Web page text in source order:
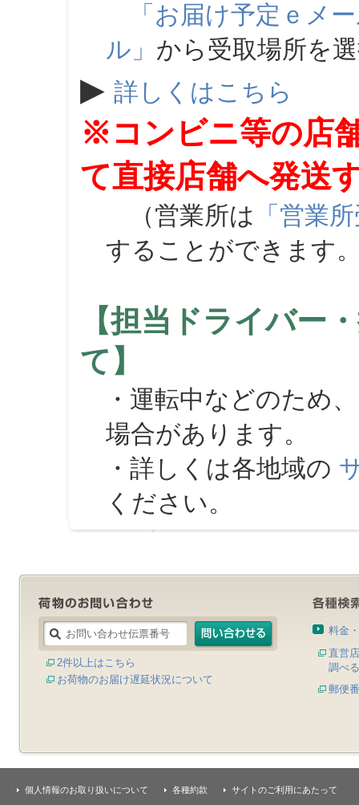
「お届け予定ｅメ
ル」 から受取場所を
▶ 詳しくはこちら
※コンビニ等の店
て直接店舗へ発送
（営業所は 「営業
することができます
【担当ドライバー
て】
・運転中などのため
場合があります。
・詳しくは各地域の
ください。
2件以上はこちら
お荷物のお届け遅延状況について
料金
直営
調べる
郵便
個人情報のお取り扱いについて 各種約款 サイトのご利用にあたって